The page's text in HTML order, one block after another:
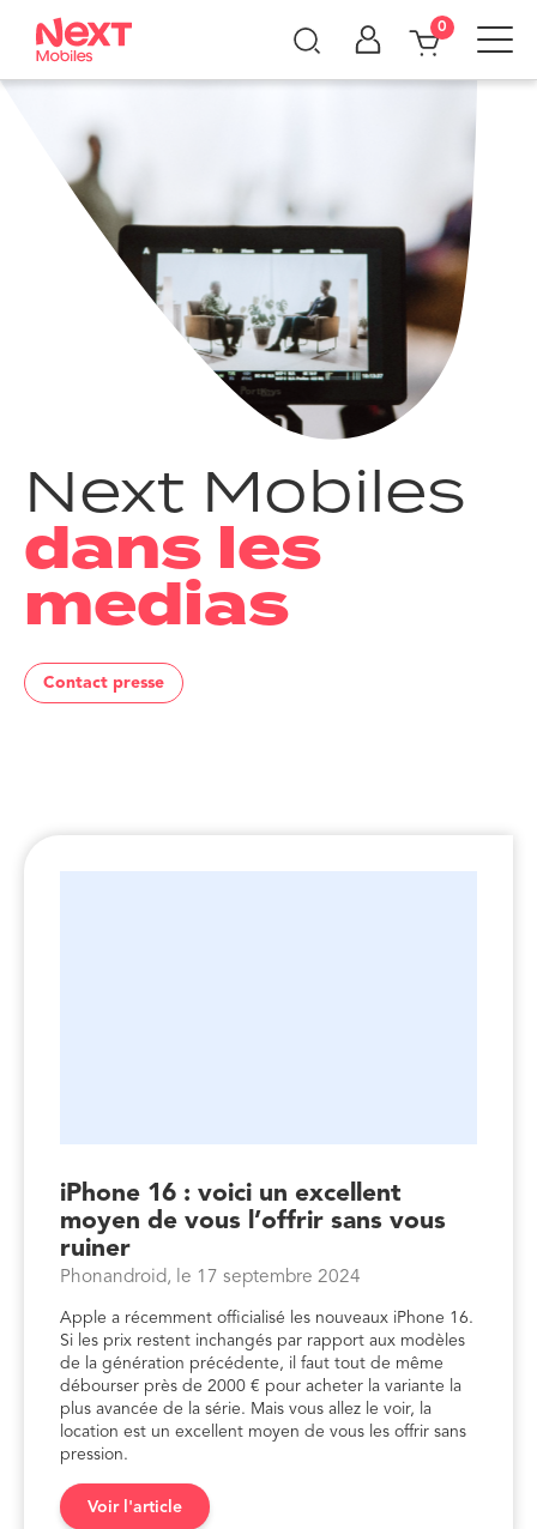
0
Next Mobiles
dans les
medias
Contact presse
iPhone 16 : voici un excellent
moyen de vous l’offrir sans vous
ruiner
Phonandroid, le 17 septembre 2024
Apple a récemment officialisé les nouveaux iPhone 16.
Si les prix restent inchangés par rapport aux modèles
de la génération précédente, il faut tout de même
débourser près de 2000 € pour acheter la variante la
plus avancée de la série. Mais vous allez le voir, la
location est un excellent moyen de vous les offrir sans
pression.
Voir l'article